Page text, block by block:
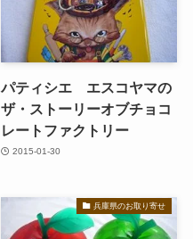
パティシエ エスコヤマの
ザ・ストーリーオブチョコ
レートファクトリー
2015-01-30
兵庫県のお取り寄せ